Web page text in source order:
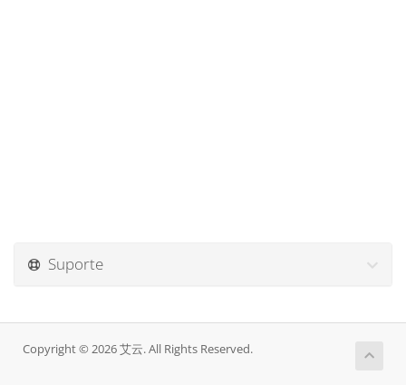
Suporte
Copyright © 2026 艾云. All Rights Reserved.